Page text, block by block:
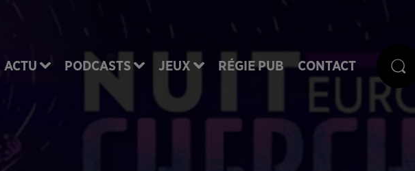
ACTU PODCASTS JEUX RÉGIE PUB CONTACT